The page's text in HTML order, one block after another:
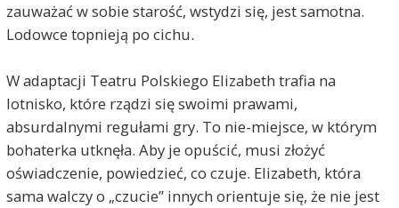
zauważać w sobie starość, wstydzi się, jest samotna.
Lodowce topnieją po cichu.
W adaptacji Teatru Polskiego Elizabeth trafia na
lotnisko, które rządzi się swoimi prawami,
absurdalnymi regułami gry. To nie-miejsce, w którym
bohaterka utknęła. Aby je opuścić, musi złożyć
oświadczenie, powiedzieć, co czuje. Elizabeth, która
sama walczy o „czucie” innych orientuje się, że nie jest